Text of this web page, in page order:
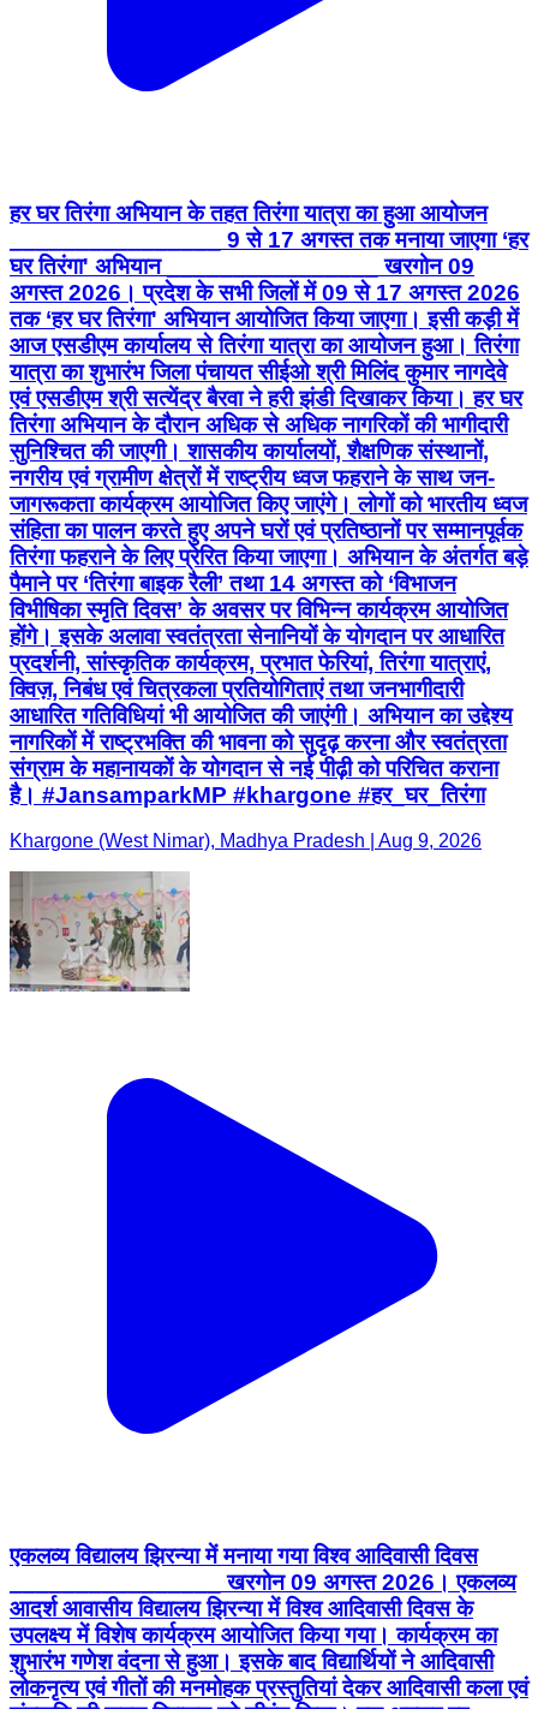
हर घर तिरंगा अभियान के तहत तिरंगा यात्रा का हुआ आयोजन
________________ 9 से 17 अगस्त तक मनाया जाएगा ‘हर
घर तिरंगा' अभियान ________________ खरगोन 09
अगस्त 2026। प्रदेश के सभी जिलों में 09 से 17 अगस्त 2026
तक ‘हर घर तिरंगा' अभियान आयोजित किया जाएगा। इसी कड़ी में
आज एसडीएम कार्यालय से तिरंगा यात्रा का आयोजन हुआ। तिरंगा
यात्रा का शुभारंभ जिला पंचायत सीईओ श्री मिलिंद कुमार नागदेवे
एवं एसडीएम श्री सत्येंद्र बैरवा ने हरी झंडी दिखाकर किया। हर घर
तिरंगा अभियान के दौरान अधिक से अधिक नागरिकों की भागीदारी
सुनिश्चित की जाएगी। शासकीय कार्यालयों, शैक्षणिक संस्थानों,
नगरीय एवं ग्रामीण क्षेत्रों में राष्ट्रीय ध्वज फहराने के साथ जन-
जागरूकता कार्यक्रम आयोजित किए जाएंगे। लोगों को भारतीय ध्वज
संहिता का पालन करते हुए अपने घरों एवं प्रतिष्ठानों पर सम्मानपूर्वक
तिरंगा फहराने के लिए प्रेरित किया जाएगा। अभियान के अंतर्गत बड़े
पैमाने पर ‘तिरंगा बाइक रैली’ तथा 14 अगस्त को ‘विभाजन
विभीषिका स्मृति दिवस’ के अवसर पर विभिन्न कार्यक्रम आयोजित
होंगे। इसके अलावा स्वतंत्रता सेनानियों के योगदान पर आधारित
प्रदर्शनी, सांस्कृतिक कार्यक्रम, प्रभात फेरियां, तिरंगा यात्राएं,
क्विज़, निबंध एवं चित्रकला प्रतियोगिताएं तथा जनभागीदारी
आधारित गतिविधियां भी आयोजित की जाएंगी। अभियान का उद्देश्य
नागरिकों में राष्ट्रभक्ति की भावना को सुदृढ़ करना और स्वतंत्रता
संग्राम के महानायकों के योगदान से नई पीढ़ी को परिचित कराना
है। #JansamparkMP #khargone #हर_घर_तिरंगा
Khargone (West Nimar), Madhya Pradesh | Aug 9, 2026
एकलव्य विद्यालय झिरन्या में मनाया गया विश्व आदिवासी दिवस
________________ खरगोन 09 अगस्त 2026। एकलव्य
आदर्श आवासीय विद्यालय झिरन्या में विश्व आदिवासी दिवस के
उपलक्ष्य में विशेष कार्यक्रम आयोजित किया गया। कार्यक्रम का
शुभारंभ गणेश वंदना से हुआ। इसके बाद विद्यार्थियों ने आदिवासी
लोकनृत्य एवं गीतों की मनमोहक प्रस्तुतियां देकर आदिवासी कला एवं